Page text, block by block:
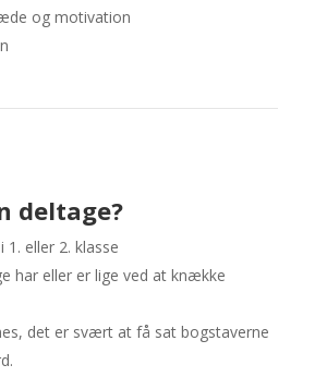
og motivation
deltage?
1. eller 2. klasse
har eller er lige ved at knække
det er svært at få sat bogstaverne